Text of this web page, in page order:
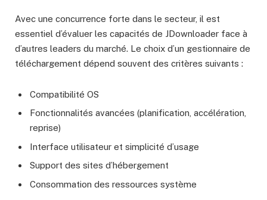
Avec une concurrence forte dans le secteur, il est
essentiel d’évaluer les capacités de JDownloader face à
d’autres leaders du marché. Le choix d’un gestionnaire de
téléchargement dépend souvent des critères suivants :
Compatibilité OS
Fonctionnalités avancées (planification, accélération,
reprise)
Interface utilisateur et simplicité d’usage
Support des sites d’hébergement
Consommation des ressources système